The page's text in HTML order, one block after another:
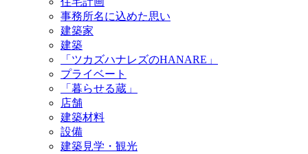
事務所名に込めた思い
建築家
建築
「ツカズハナレズのHANARE」
プライベート
「暮らせる蔵」
店舗
建築材料
設備
建築見学・観光